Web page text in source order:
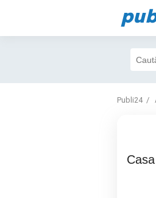
Publi24